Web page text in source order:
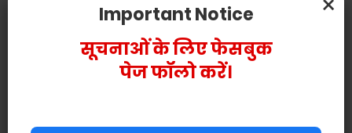
Important Notice
सूचनाओं के लिए फेसबुक
पेज फॉलो करें।